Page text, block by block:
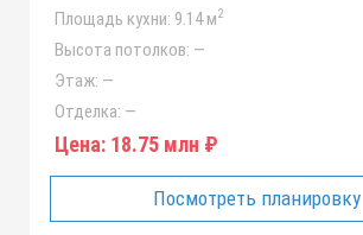
Площадь кухни: 9.14 м2
Высота потолков: —
Этаж: —
Отделка: —
Цена: 18.75 млн ₽
Посмотреть планировку